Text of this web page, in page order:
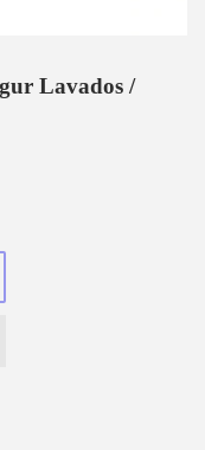
Lavados /